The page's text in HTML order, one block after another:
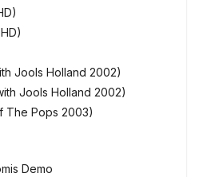
Jools Holland 2002)
Jools Holland 2002)
The Pops 2003)
Demo